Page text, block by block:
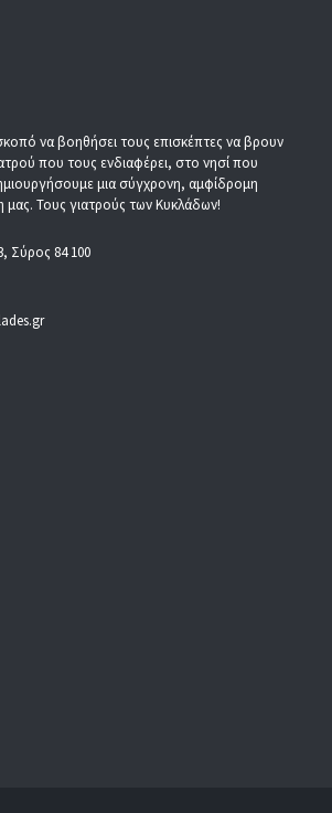
να βοηθήσει τους επισκέπτες να βρουν
που τους ενδιαφέρει, στο νησί που
μια σύγχρονη, αμφίδρομη
μας. Τους γιατρούς των Κυκλάδων!
Σύρος 84 100